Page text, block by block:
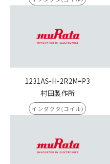
1231AS-H-2R2M=P3
村田製作所
インダクタ(コイル)